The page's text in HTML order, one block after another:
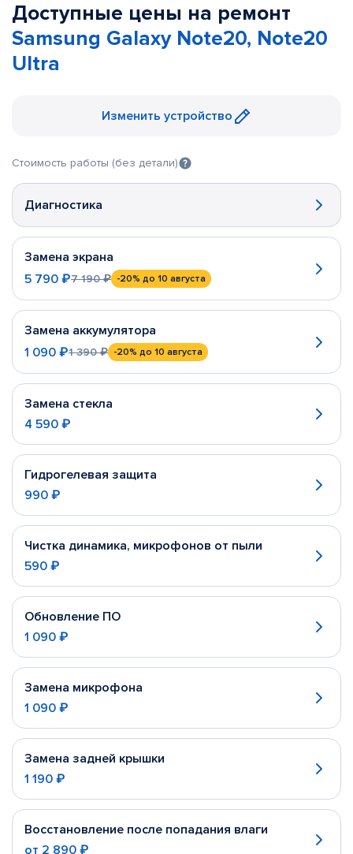
Доступные цены на ремонт
Samsung Galaxy Note20, Note20
Ultra
Изменить устройство
Стоимость работы (без детали)
Диагностика
Замена экрана
5 790 ₽7 190 ₽ -20% до 10 августа
Замена аккумулятора
1 090 ₽1 390 ₽ -20% до 10 августа
Замена стекла
4 590 ₽
Гидрогелевая защита
990 ₽
Чистка динамика, микрофонов от пыли
590 ₽
Обновление ПО
1 090 ₽
Замена микрофона
1 090 ₽
Замена задней крышки
1 190 ₽
Восстановление после попадания влаги
от 2 890 ₽